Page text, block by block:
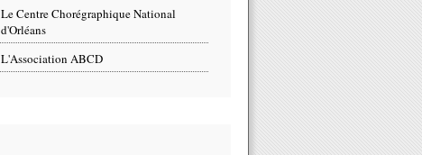
Le Centre Chorégraphique National
d'Orléans
L'Association ABCD